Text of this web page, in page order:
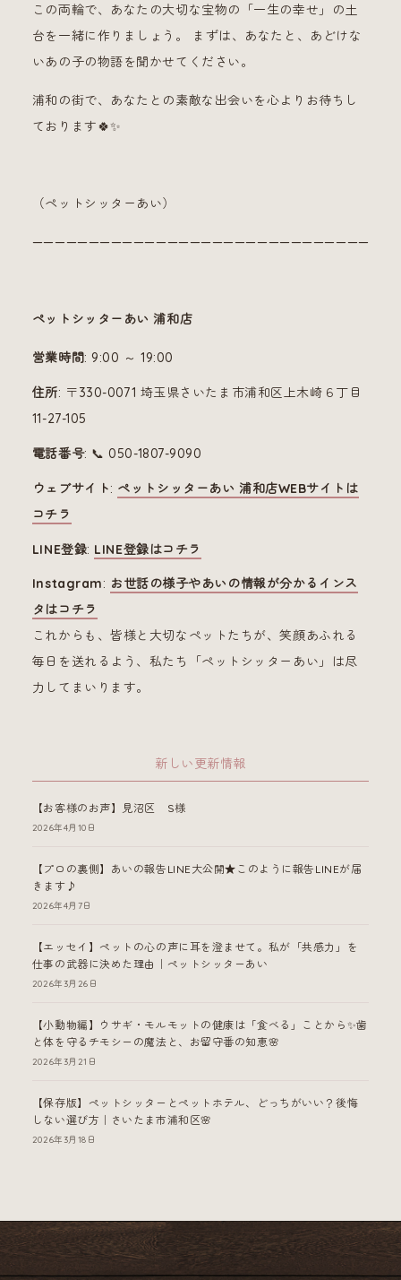
この両輪で、あなたの大切な宝物の「一生の幸せ」の土
台を一緒に作りましょう。 まずは、あなたと、あどけな
いあの子の物語を聞かせてください。
浦和の街で、あなたとの素敵な出会いを心よりお待ちし
ております🍀✨
（ペットシッターあい）
ペットシッターあい 浦和店
営業時間: 9:00 ～ 19:00
住所: 〒330-0071 埼玉県さいたま市浦和区上木崎６丁目
11-27-105
電話番号: 📞 050-1807-9090
ウェブサイト: ペットシッターあい 浦和店WEBサイトは
コチラ
LINE登録: LINE登録はコチラ
Instagram: お世話の様子やあいの情報が分かるインス
タはコチラ
これからも、皆様と大切なペットたちが、笑顔あふれる
毎日を送れるよう、私たち「ペットシッターあい」は尽
力してまいります。
新しい更新情報
【お客様のお声】見沼区 S様
2026年4月10日
【プロの裏側】あいの報告LINE大公開★このように報告LINEが届
きます♪
2026年4月7日
【エッセイ】ペットの心の声に耳を澄ませて。私が「共感力」を
仕事の武器に決めた理由｜ペットシッターあい
2026年3月26日
【小動物編】ウサギ・モルモットの健康は「食べる」ことから✨歯
と体を守るチモシーの魔法と、お留守番の知恵🌸
2026年3月21日
【保存版】ペットシッターとペットホテル、どっちがいい？後悔
しない選び方｜さいたま市浦和区🌸
2026年3月18日